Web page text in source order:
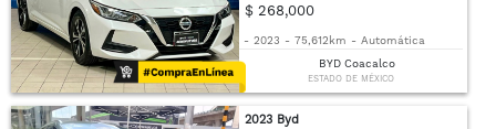
$ 268,000
- 2023 - 75,612km - Automática
BYD Coacalco
ESTADO DE MÉXICO
2023 Byd